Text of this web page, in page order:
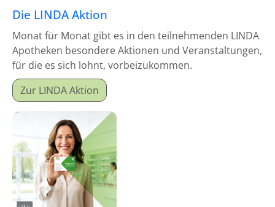
Die LINDA Aktion
Monat für Monat gibt es in den teilnehmenden LINDA
Apotheken besondere Aktionen und Veranstaltungen,
für die es sich lohnt, vorbeizukommen.
Zur LINDA Aktion